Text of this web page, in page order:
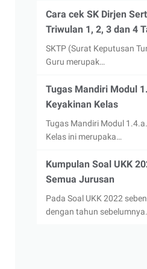
Cara cek SK Dirjen
Triwulan 1, 2, 3 dan 4
SKTP (Surat Keputusan
Guru merupak…
Tugas Mandiri Modul
Keyakinan Kelas
Tugas Mandiri Modul
Kelas ini merupaka…
Kumpulan Soal UKK
Semua Jurusan
Pada Soal UKK 2022
dengan tahun